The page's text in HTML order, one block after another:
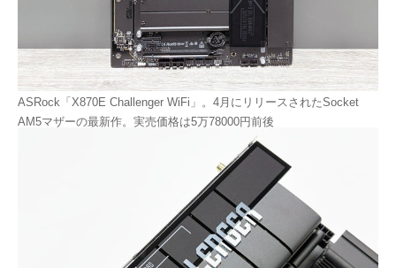
ASRock「X870E Challenger WiFi」。4月にリリースされたSocket
AM5マザーの最新作。実売価格は5万78000円前後